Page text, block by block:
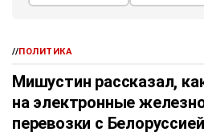
//ПОЛИТИКА
Мишустин рассказал,
на электронные
перевозки с